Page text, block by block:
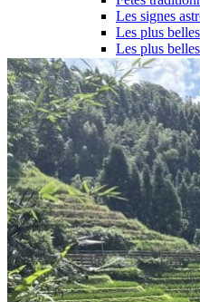
Les signes
Les plus
Les plus
La Chine vue
Visiter la
Les langues
Préparer son
Notre
Météo &
Obtention
Comment
Maîtrisez les
Transports en
Vols directs
Voyager en
Voyager en
Vaccins pour
Mal des